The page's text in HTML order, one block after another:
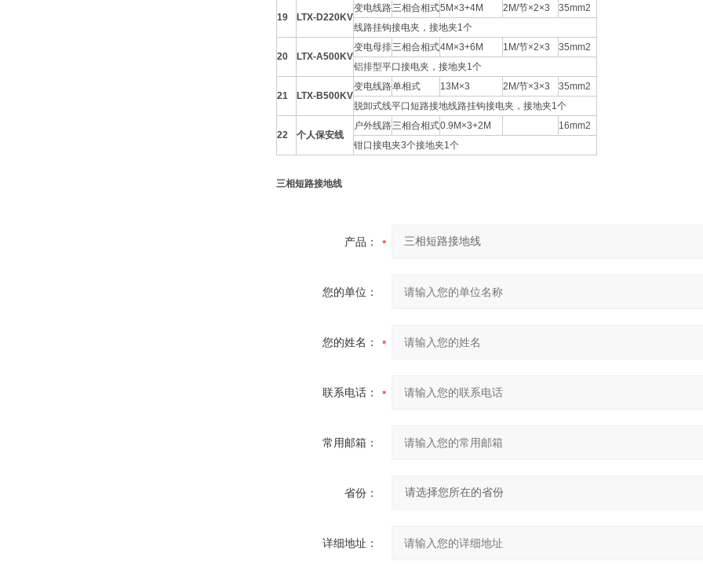
19 LTX-D220KV
变电线路三相合相式5M×3+4M 2M/节×2×3
35mm2
线路挂钩接电夹，接地夹1个
20 LTX-A500KV
变电母排三相合相式4M×3+6M 1M/节×2×3
35mm2
铝排型平口接电夹，接地夹1个
21 LTX-B500KV
变电线路单相式 13M×3 2M/节×3×3
35mm2
脱卸式线平口短路接地线路挂钩接电夹，接地夹1个
22 个人保安线
户外线路三相合相式0.9M×3+2M
16mm2
钳口接电夹3个接地夹1个
三相短路接地线
产品：
您的单位：
您的姓名：
联系电话：
常用邮箱：
省份：
详细地址：